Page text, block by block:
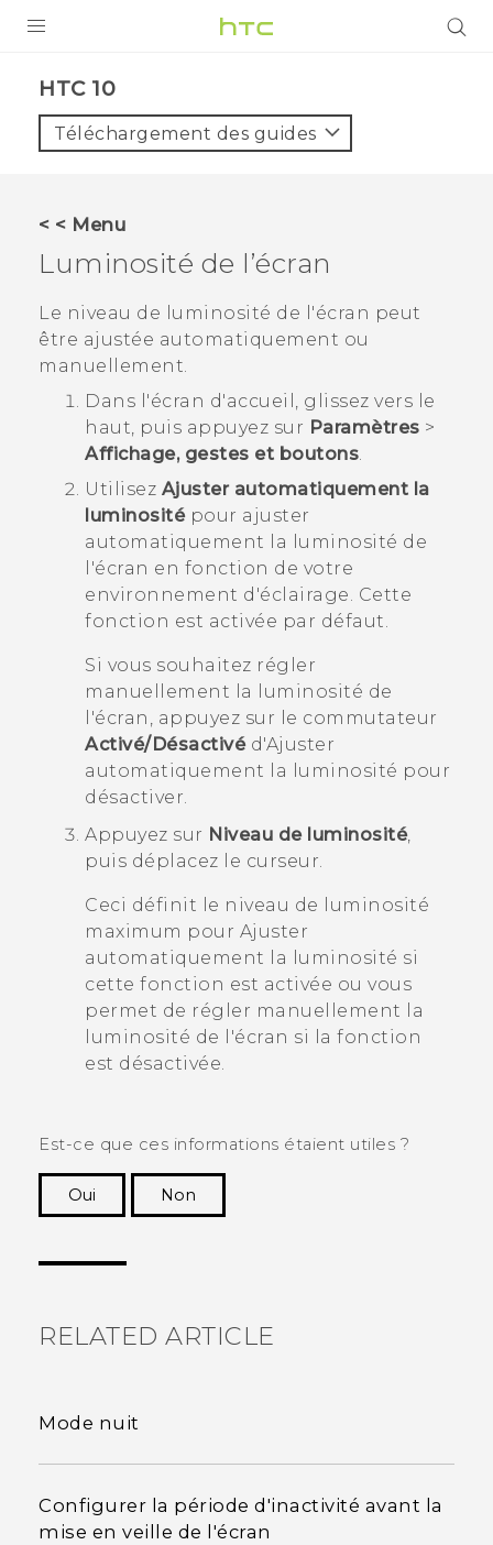
VIVE
ASSISTANCE
Appareils HTC & Accessoires
Connexion
HTC 10‎
Téléchargement des guides
< < Menu
Luminosité de l’écran
Le niveau de luminosité de l'écran peut
être ajustée automatiquement ou
manuellement.
Dans l'écran d'accueil , glissez vers le
haut, puis appuyez sur Paramètres >
Affichage, gestes et boutons.
Utilisez Ajuster automatiquement la
luminositépour ajuster
automatiquement la luminosité de
l'écran en fonction de votre
environnement d'éclairage. Cette
fonction est activée par défaut.
Si vous souhaitez régler
manuellement la luminosité de
l'écran, appuyez sur le commutateur
Activé/Désactivéd'Ajuster
automatiquement la luminosité pour
désactiver.
Appuyez sur Niveau de luminosité,
puis déplacez le curseur.
Ceci définit le niveau de luminosité
maximum pour Ajuster
automatiquement la luminosité si
cette fonction est activée ou vous
permet de régler manuellement la
luminosité de l'écran si la fonction
est désactivée.
Est-ce que ces informations étaient utiles ?
Oui
Non
RELATED ARTICLE
Mode nuit
Configurer la période d'inactivité avant la
mise en veille de l'écran